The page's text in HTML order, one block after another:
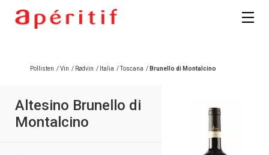
Pollisten /Vin / Rødvin / Italia /Toscana / Brunello di Montalcino
Altesino Brunello di
Montalcino